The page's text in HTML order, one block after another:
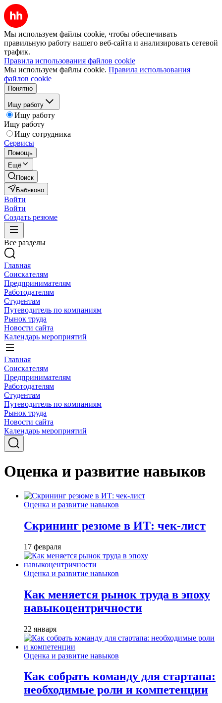
Мы используем файлы cookie, чтобы обеспечивать
правильную работу нашего веб-сайта и анализировать сетевой
трафик.
Правила использования файлов cookie
Мы используем файлы cookie. Правила использования
файлов cookie
Понятно
Ищу работу
Ищу работу
Ищу работу
Ищу сотрудника
Сервисы
Помощь
Ещё
Поиск
Бабяково
Войти
Войти
Создать резюме
Все разделы
Главная
Соискателям
Предпринимателям
Работодателям
Студентам
Путеводитель по компаниям
Рынок труда
Новости сайта
Календарь мероприятий
Главная
Соискателям
Предпринимателям
Работодателям
Студентам
Путеводитель по компаниям
Рынок труда
Новости сайта
Календарь мероприятий
Оценка и развитие навыков
Оценка и развитие навыков
Скрининг резюме в ИТ: чек-лист
17 февраля
Оценка и развитие навыков
Как меняется рынок труда в эпоху
навыкоцентричности
22 января
Оценка и развитие навыков
Как собрать команду для стартапа:
необходимые роли и компетенции